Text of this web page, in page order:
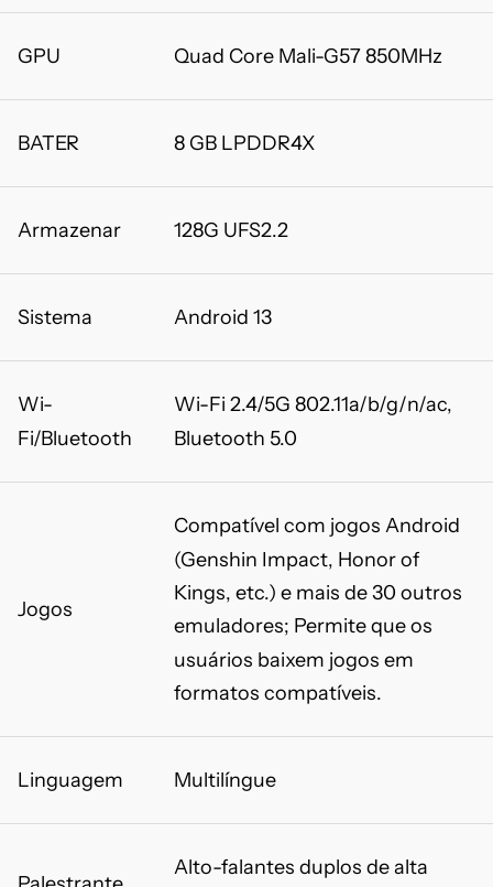
GPU Quad Core Mali-G57 850MHz
BATER 8 GB LPDDR4X
Armazenar 128G UFS2.2
Sistema Android 13
Wi-
Fi/Bluetooth
Wi-Fi 2.4/5G 802.11a/b/g/n/ac,
Bluetooth 5.0
Jogos
Compatível com jogos Android
(Genshin Impact, Honor of
Kings, etc.) e mais de 30 outros
emuladores; Permite que os
usuários baixem jogos em
formatos compatíveis.
Linguagem Multilíngue
Alto-falantes duplos de alta